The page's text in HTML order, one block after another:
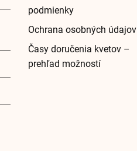
podmienky
Ochrana osobných údajov
Časy doručenia kvetov –
prehľad možností